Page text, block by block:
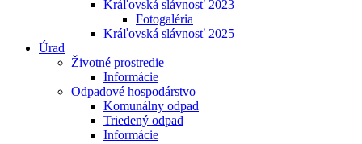
Kráľovská slávnosť 2023
Fotogaléria
Kráľovská slávnosť 2025
Úrad
Životné prostredie
Informácie
Odpadové hospodárstvo
Komunálny odpad
Triedený odpad
Informácie